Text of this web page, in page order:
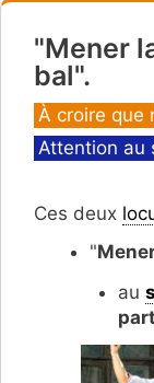
"Mener
bal".
Catégories
À croire que
Attention au
Ces deux
"
au